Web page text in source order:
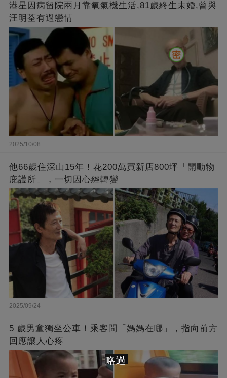
港星因病留院兩月靠氧氣機生活,81歲終生未婚,曾與
汪明荃有過戀情
2025/10/08
他66歲住深山15年！花200萬買新店800坪「開動物
庇護所」，一切因心經轉變
2025/09/24
5 歲男童獨坐公車！乘客問「媽媽在哪」，指向前方
回應讓人心疼
略過